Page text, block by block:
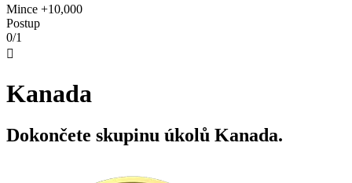
Mince +10,000
Postup
0/1

Kanada
Dokončete skupinu úkolů Kanada.